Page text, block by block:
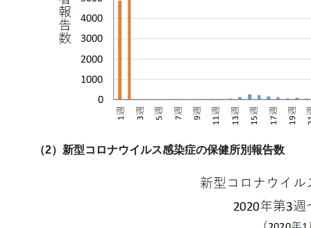
（2）新型コロナウイルス感染症の保健所別報告数